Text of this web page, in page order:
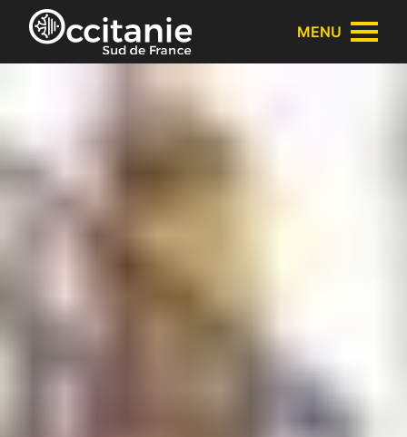
Panneau de gestion des cookies
MENU